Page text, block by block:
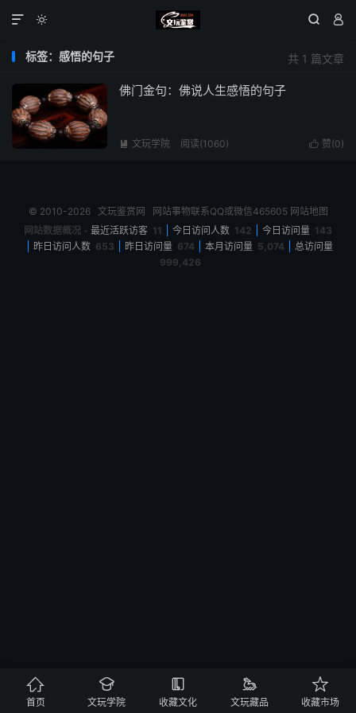
  

共 1 篇文章
标签：感悟的句子
佛门金句：佛说人生感悟的句子
 赞(0)
 文玩学院 阅读(1060)
© 2010-2026 文玩鉴赏网 网站事物联系QQ或微信465605 网站地图
网站数据概况 - 最近活跃访客 11 今日访问人数 142 今日访问量 143
昨日访问人数 653 昨日访问量 674 本月访问量 5,074
总访问量
999,426

首页

文玩学院

收藏文化

文玩藏品

收藏市场